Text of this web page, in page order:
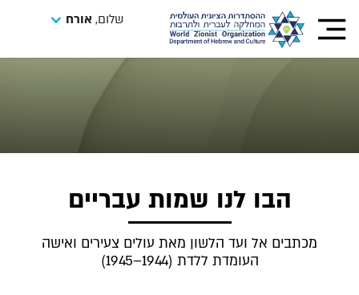
שלום, אורח
הבו לנו שמות עבריים
מכתבים אל ועד הלשון מאת עולים צעירים ואישה
העומדת ללדת (1944–1945)